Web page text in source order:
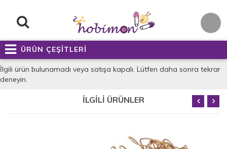
ÜRÜN ÇEŞİTLERİ
İlgili ürün bulunamadı veya satışa kapalı. Lütfen daha sonra tekrar
deneyin.
İLGİLİ ÜRÜNLER